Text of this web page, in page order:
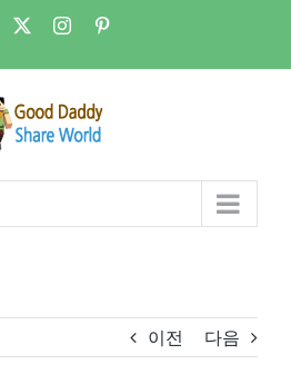
Facebook Instagram
이전 다음